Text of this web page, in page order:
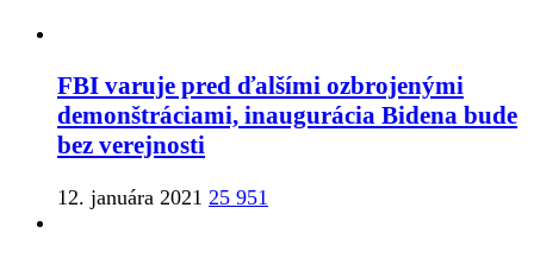
FBI varuje pred ďalšími ozbrojenými
demonštráciami, inaugurácia Bidena bude
bez verejnosti
12. januára 2021 25 951